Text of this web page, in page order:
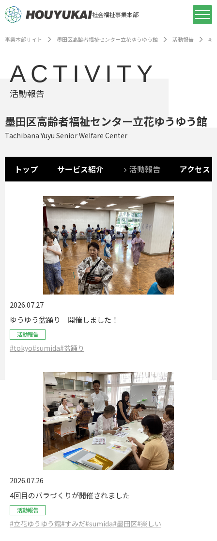
社会福祉事業本部
事業本部サイト 墨田区高齢者福祉センター立花ゆうゆう館 活動報告
ACTIVITY
活動報告
墨田区高齢者福祉センター立花ゆうゆう館
Tachibana Yuyu Senior Welfare Center
トップ サービス紹介 活動報告 アクセス
2026.07.27
ゆうゆう盆踊り 開催しました！
活動報告
#tokyo#sumida#盆踊り
2026.07.26
4回目のバラづくりが開催されました
活動報告
#立花ゆうゆう館#すみだ#sumida#墨田区#楽しい